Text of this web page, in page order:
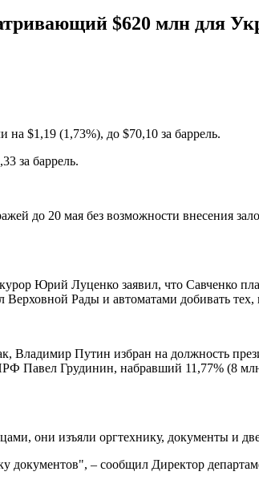
$620 млн для
$1,19 (1,73%), до $70,10 за баррель.
за баррель.
до 20 мая без возможности внесения
Юрий Луценко заявил, что Савченко
Рады и автоматами добивать
Владимир Путин избран на должность
Павел Грудинин, набравший 11,77% (8
они изъяли оргтехнику, документы и
документов", – сообщил Директор